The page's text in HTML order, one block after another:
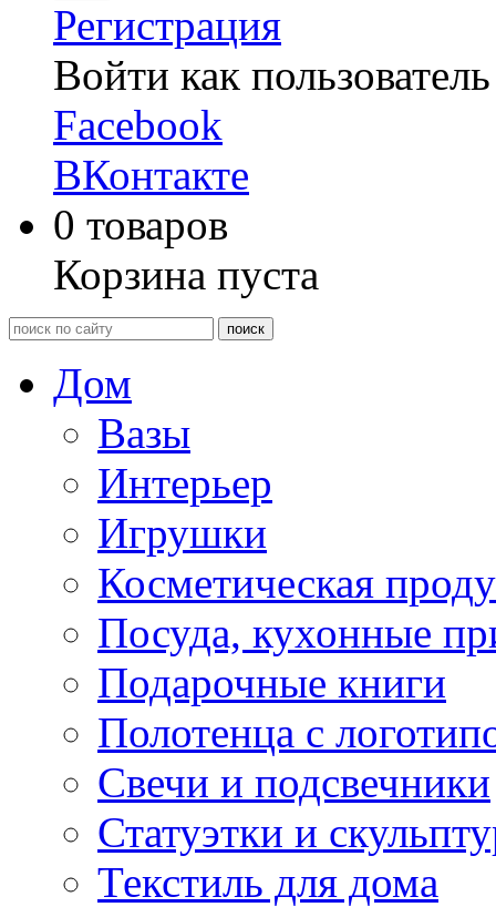
Регистрация
Войти как пользователь
Facebook
ВКонтакте
0 товаров
Корзина пуста
Дом
Вазы
Интерьер
Игрушки
Косметическая
Посуда, кухонные
Подарочные книги
Полотенца с
Свечи и подсвечники
Статуэтки и
Текстиль для дома